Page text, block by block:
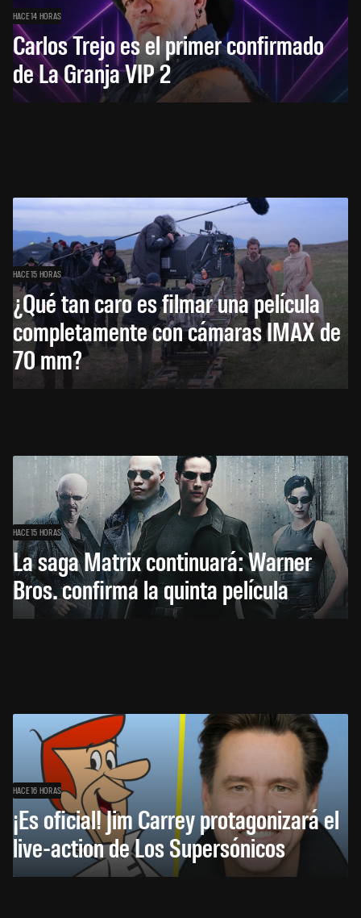
HACE 14 HORAS
Carlos Trejo es el primer confirmado
de La Granja VIP 2
HACE 15 HORAS
¿Qué tan caro es filmar una película
completamente con cámaras IMAX de
70 mm?
HACE 15 HORAS
La saga Matrix continuará: Warner
Bros. confirma la quinta película
HACE 16 HORAS
¡Es oficial! Jim Carrey protagonizará el
live-action de Los Supersónicos